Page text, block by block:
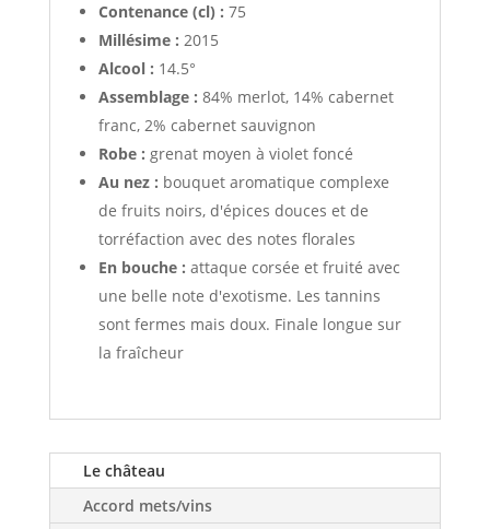
Contenance (cl) : 75
Millésime : 2015
Alcool : 14.5°
Assemblage : 84% merlot, 14% cabernet
franc, 2% cabernet sauvignon
Robe : grenat moyen à violet foncé
Au nez : bouquet aromatique complexe
de fruits noirs, d'épices douces et de
torréfaction avec des notes florales
En bouche : attaque corsée et fruité avec
une belle note d'exotisme. Les tannins
sont fermes mais doux. Finale longue sur
la fraîcheur
Le château
Accord mets/vins